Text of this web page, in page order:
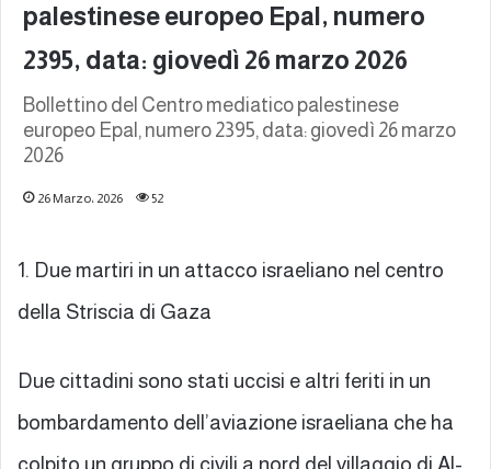
palestinese europeo Epal, numero
2395, data: giovedì 26 marzo 2026
Bollettino del Centro mediatico palestinese
europeo Epal, numero 2395, data: giovedì 26 marzo
2026
26 Marzo، 2026 52
1. Due martiri in un attacco israeliano nel centro
della Striscia di Gaza
Due cittadini sono stati uccisi e altri feriti in un
bombardamento dell’aviazione israeliana che ha
colpito un gruppo di civili a nord del villaggio di Al-